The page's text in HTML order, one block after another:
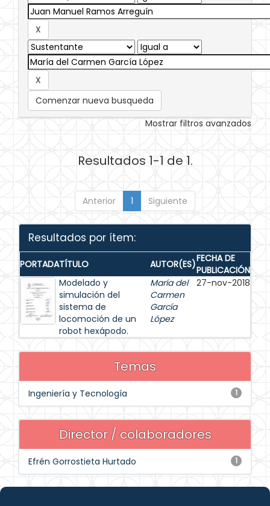
Comenzar nueva busqueda
Mostrar filtros avanzados
Resultados 1-1 de 1.
Anterior 1 Siguiente
Resultados por ítem:
PORTADATÍTULO AUTOR(ES)FECHA DE
PUBLICACIÓN
Modelado y
simulación del
sistema de
locomoción de un
robot hexápodo.
María del
Carmen
García
López
27-nov-2018
Temas
1
Ingeniería y Tecnología
Director / colaboradores
1
Efrén Gorrostieta Hurtado